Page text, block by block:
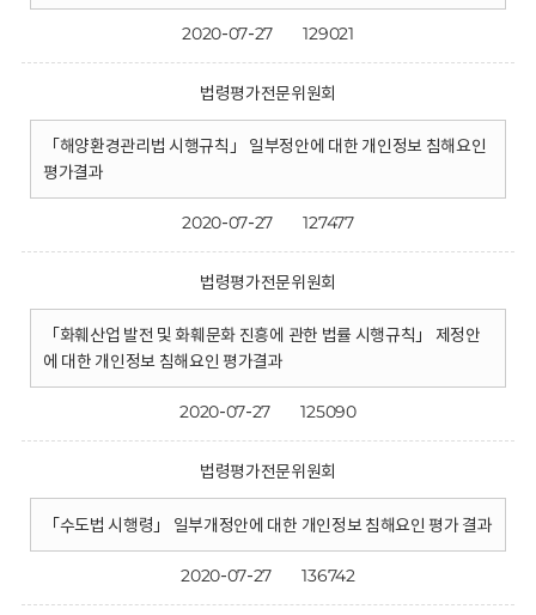
2020-07-27 129021
법령평가전문위원회
「해양환경관리법 시행규칙」 일부정안에 대한 개인정보 침해요인
평가결과
2020-07-27 127477
법령평가전문위원회
「화훼산업 발전 및 화훼문화 진흥에 관한 법률 시행규칙」 제정안
에 대한 개인정보 침해요인 평가결과
2020-07-27 125090
법령평가전문위원회
「수도법 시행령」 일부개정안에 대한 개인정보 침해요인 평가 결과
2020-07-27 136742